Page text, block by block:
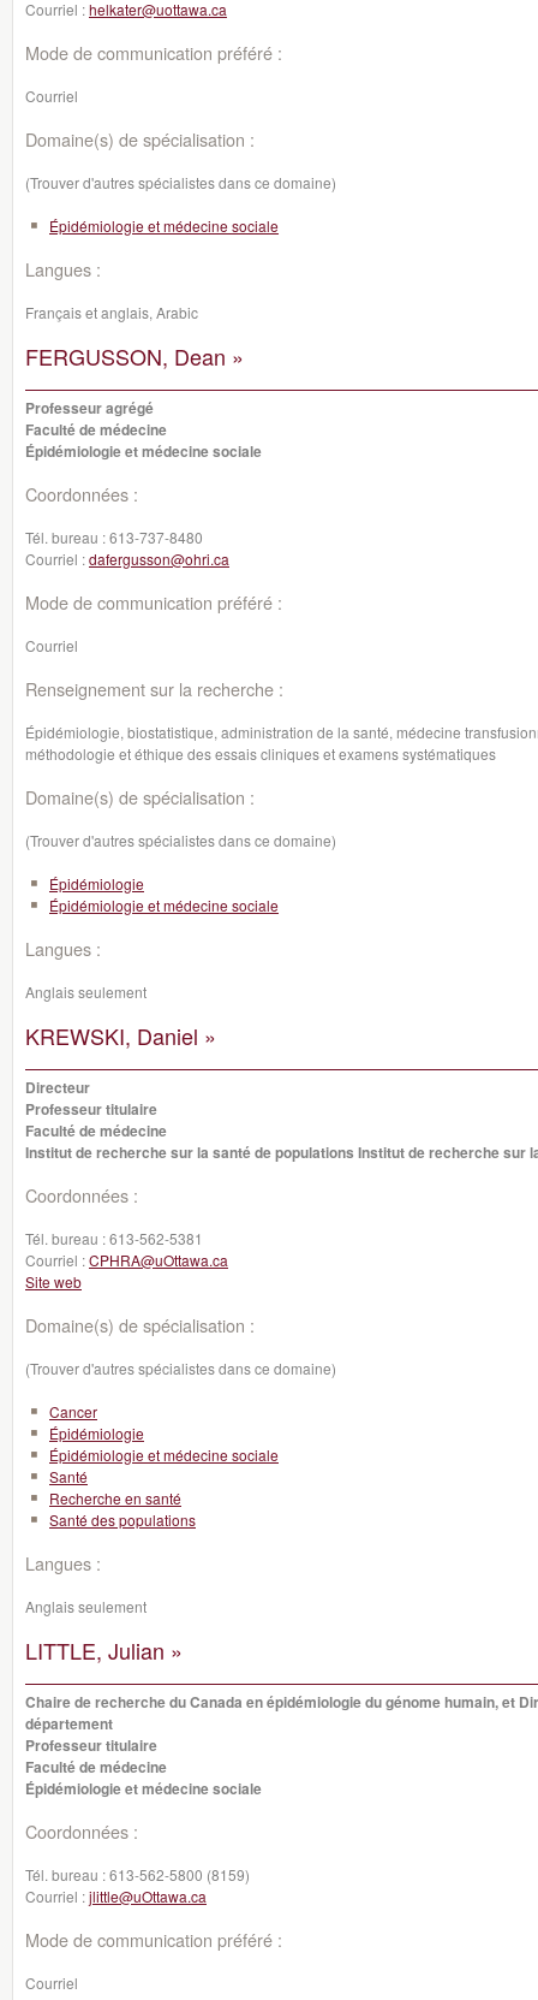
Courriel :helkater@uottawa.ca
Mode de communication préféré :
Courriel
Domaine(s) de spécialisation :
(Trouver d'autres spécialistes dans ce domaine)
Épidémiologie et médecine sociale
Langues :
Français et anglais, Arabic
FERGUSSON, Dean »
Professeur agrégé
Faculté de médecine
Épidémiologie et médecine sociale
Coordonnées :
Tél. bureau :613-737-8480
Courriel :dafergusson@ohri.ca
Mode de communication préféré :
Courriel
Renseignement sur la recherche :
Épidémiologie, biostatistique, administration de la santé, médecine
méthodologie et éthique des essais cliniques et examens systématiques
Domaine(s) de spécialisation :
(Trouver d'autres spécialistes dans ce domaine)
Épidémiologie
Épidémiologie et médecine sociale
Langues :
Anglais seulement
KREWSKI, Daniel »
Directeur
Professeur titulaire
Faculté de médecine
Institut de recherche sur la santé de populations Institut de recherche sur
Coordonnées :
Tél. bureau :613-562-5381
Courriel :CPHRA@uOttawa.ca
Site web
Domaine(s) de spécialisation :
(Trouver d'autres spécialistes dans ce domaine)
Cancer
Épidémiologie
Épidémiologie et médecine sociale
Santé
Recherche en santé
Santé des populations
Langues :
Anglais seulement
LITTLE, Julian »
Chaire de recherche du Canada en épidémiologie du génome humain, et
département
Professeur titulaire
Faculté de médecine
Épidémiologie et médecine sociale
Coordonnées :
Tél. bureau :613-562-5800 (8159)
Courriel :jlittle@uOttawa.ca
Mode de communication préféré :
Courriel